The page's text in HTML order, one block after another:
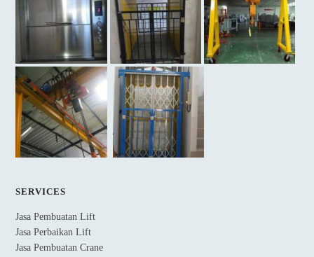
SERVICES
Jasa Pembuatan Lift
Jasa Perbaikan Lift
Jasa Pembuatan Crane